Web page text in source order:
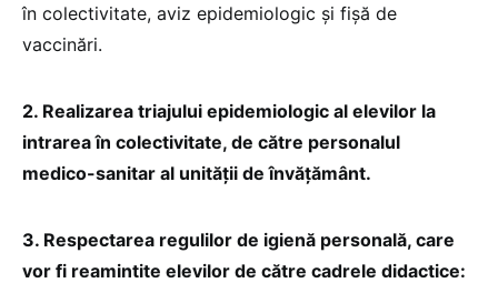
în colectivitate, aviz epidemiologic și fişă de
vaccinări.
2. Realizarea triajului epidemiologic al elevilor la
intrarea în colectivitate, de către personalul
medico-sanitar al unității de învățământ.
3. Respectarea regulilor de igienă personală, care
vor fi reamintite elevilor de către cadrele didactice: